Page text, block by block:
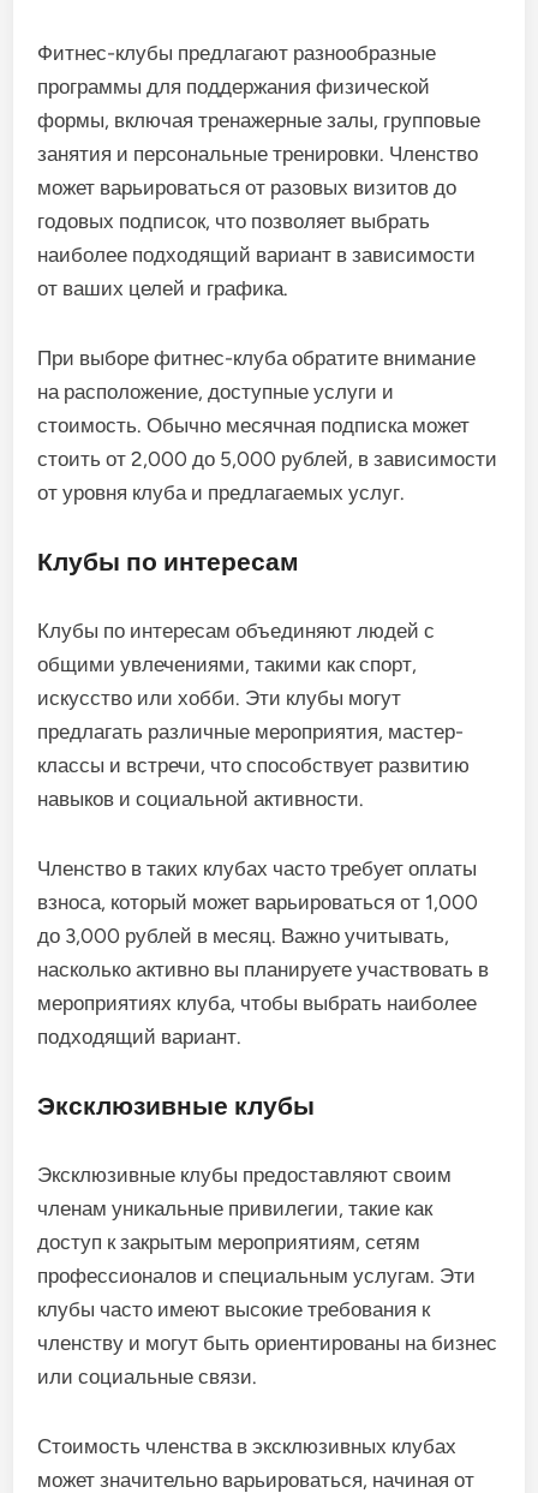
Фитнес-клубы предлагают разнообразные
программы для поддержания физической
формы, включая тренажерные залы, групповые
занятия и персональные тренировки. Членство
может варьироваться от разовых визитов до
годовых подписок, что позволяет выбрать
наиболее подходящий вариант в зависимости
от ваших целей и графика.
При выборе фитнес-клуба обратите внимание
на расположение, доступные услуги и
стоимость. Обычно месячная подписка может
стоить от 2,000 до 5,000 рублей, в зависимости
от уровня клуба и предлагаемых услуг.
Клубы по интересам
Клубы по интересам объединяют людей с
общими увлечениями, такими как спорт,
искусство или хобби. Эти клубы могут
предлагать различные мероприятия, мастер-
классы и встречи, что способствует развитию
навыков и социальной активности.
Членство в таких клубах часто требует оплаты
взноса, который может варьироваться от 1,000
до 3,000 рублей в месяц. Важно учитывать,
насколько активно вы планируете участвовать в
мероприятиях клуба, чтобы выбрать наиболее
подходящий вариант.
Эксклюзивные клубы
Эксклюзивные клубы предоставляют своим
членам уникальные привилегии, такие как
доступ к закрытым мероприятиям, сетям
профессионалов и специальным услугам. Эти
клубы часто имеют высокие требования к
членству и могут быть ориентированы на бизнес
или социальные связи.
Стоимость членства в эксклюзивных клубах
может значительно варьироваться, начиная от